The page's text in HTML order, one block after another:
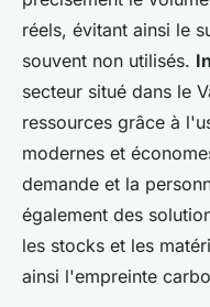
réels, évitant ainsi le
souvent non utilisés.
secteur situé dans le
ressources grâce à
modernes et
demande et la
également des
les stocks et les
ainsi l'empreinte